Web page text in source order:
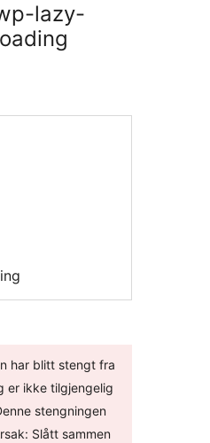
lazy-
har blitt stengt fra
er ikke tilgjengelig
stengningen
Slått sammen